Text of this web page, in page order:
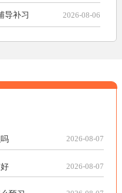
导补习 2026-08-06
2026-08-07
2026-08-07